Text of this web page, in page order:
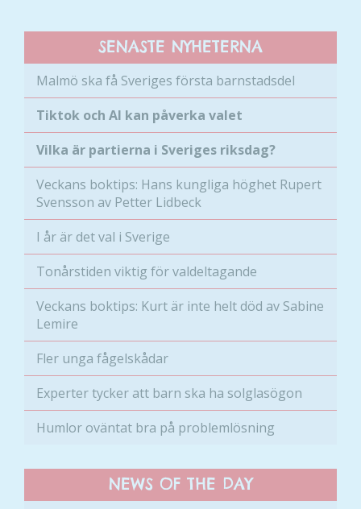
SENASTE NYHETERNA
Malmö ska få Sveriges första barnstadsdel
Tiktok och AI kan påverka valet
Vilka är partierna i Sveriges riksdag?
Veckans boktips: Hans kungliga höghet Rupert
Svensson av Petter Lidbeck
I år är det val i Sverige
Tonårstiden viktig för valdeltagande
Veckans boktips: Kurt är inte helt död av Sabine
Lemire
Fler unga fågelskådar
Experter tycker att barn ska ha solglasögon
Humlor oväntat bra på problemlösning
NEWS OF THE DAY